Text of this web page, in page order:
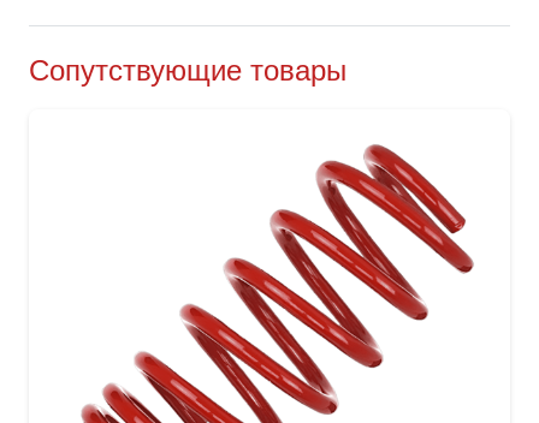
Сопутствующие товары